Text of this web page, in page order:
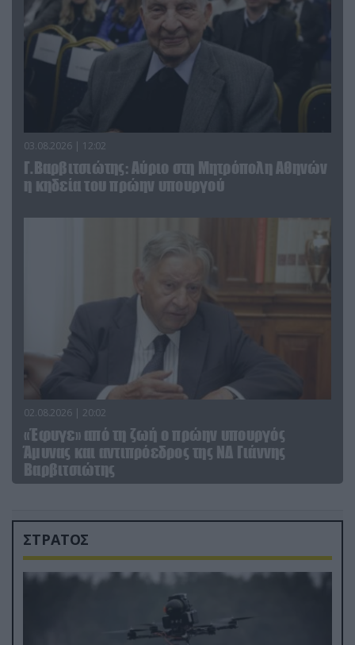
03.08.2026 | 12:02
Γ.Βαρβιτσιώτης: Aύριο στη Μητρόπολη Αθηνών
η κηδεία του πρώην υπουργού
02.08.2026 | 20:02
«Έφυγε» από τη ζωή ο πρώην υπουργός
Άμυνας και αντιπρόεδρος της ΝΔ Γιάννης
Βαρβιτσιώτης
ΣΤΡΑΤΟΣ